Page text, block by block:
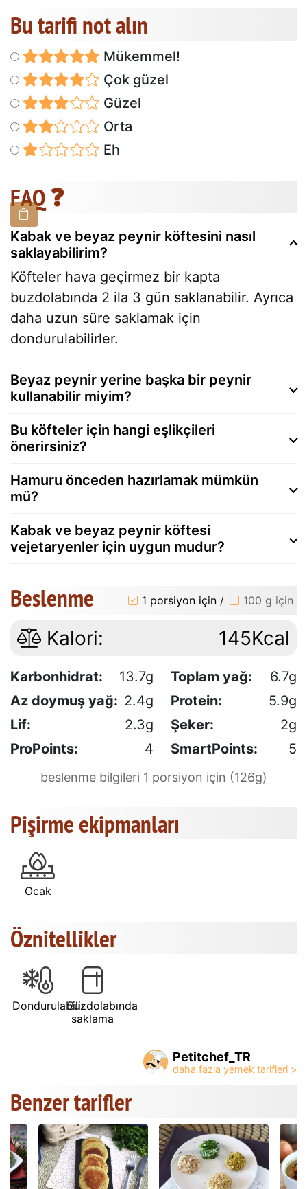
Bu tarifi not alın
Mükemmel!
Çok güzel
Güzel
Orta
Eh
FAQ ❓
Kabak ve beyaz peynir köftesini nasıl
saklayabilirim?
Köfteler hava geçirmez bir kapta
buzdolabında 2 ila 3 gün saklanabilir. Ayrıca
daha uzun süre saklamak için
dondurulabilirler.
Beyaz peynir yerine başka bir peynir
kullanabilir miyim?
Bu köfteler için hangi eşlikçileri
önerirsiniz?
Hamuru önceden hazırlamak mümkün
mü?
Kabak ve beyaz peynir köftesi
vejetaryenler için uygun mudur?
Beslenme 1 porsiyon için / 100 g için
Kalori: 145Kcal
Karbonhidrat: 13.7g Toplam yağ:
6.7g
Az doymuş yağ: 2.4g Protein:
5.9g
Lif:
2.3g Şeker:
2g
ProPoints:
4 SmartPoints: 5
beslenme bilgileri 1 porsiyon için (126g)
Pişirme ekipmanları
Ocak
Öznitellikler
DondurulabilirBuzdolabında
saklama
Petitchef_TR
Benzer tarifler